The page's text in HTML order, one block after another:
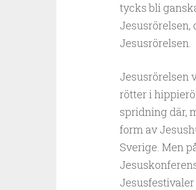
tycks bli
Jesusrörelsen,
Jesusrörelsen.
Jesusrörelsen
rötter i
spridning där,
form av
Sverige. Men